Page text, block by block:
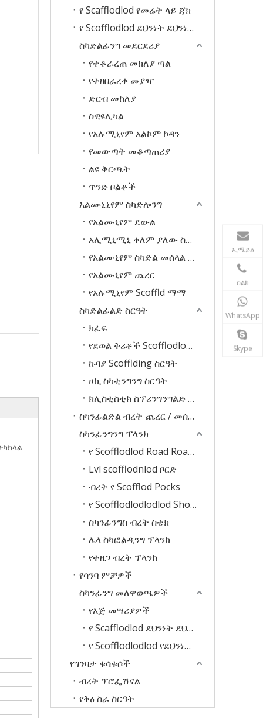
ኢሜይል
ስልክ
WhatsApp
Skype
የ Scafflodlod የመሬት ላይ ጃክ
የ Scofflodlod ደህንነት ደህንነት በር
ስካድልፊንግ መደርደሪያ
የተቆራረጠ መከለያ ጣል
የተዘበራረቀ መያዣ
ድርብ መከለያ
ስዊዩሊካል
የአሉሚኒየም አልኮም ኮዳን
የመውጣት መቆጣጠሪያ
ልዩ ቅርጫት
ጥንድ ቦልቶች
አልሙኒኒየም ስካድሎንግ
የአልሙኒየም ደውል
አሊሚኒሚኒ ቀለም ያለው ስኪንግ
የአልሙኒየም ስካድል መሰላል መሰላል
የአልሙኒየም ጨረር
የአሉሚኒየም Scoffld ማማ
ስካድልፊልድ ስርዓት
ክፈፍ
የደወል ቅሪቶች Scofflodlod ስርዓት
ኩባያ Scofflding ስርዓት
ሀኪ ስካቲንግንግ ስርዓት
ክሊስቲስቲክ ስፕሪንግንግልድ ስርዓት
ስካንፊልድል ብረት ጨረር / መሰላል
ስካንፊንግንግ ፕላንክ
የ Scofflodlod Road Roads
Lvl scofflodnlod ቦርድ
ብረት የ Scofflod Pocks
የ Scofflodlodlodlod Shook Pok
ስካንፊንግስ ብረት ስቴክ
ሌላ ስካፎልዲንግ ፕላንክ
የተዘጋ ብረት ፕላንክ
የሳንባ ምቻዎች
ስካንፊንግ መለዋወጫዎች
የእጅ መሣሪያዎች
የ Scafflodlod ደህንነት ደህንነት መሳሪያ
የ Scofflodlodlod የደህንነት መረብ
የግንባታ ቁሳቁሶች
ብረት ፕሮፌሽናል
የቅፅ ስራ ስርዓት